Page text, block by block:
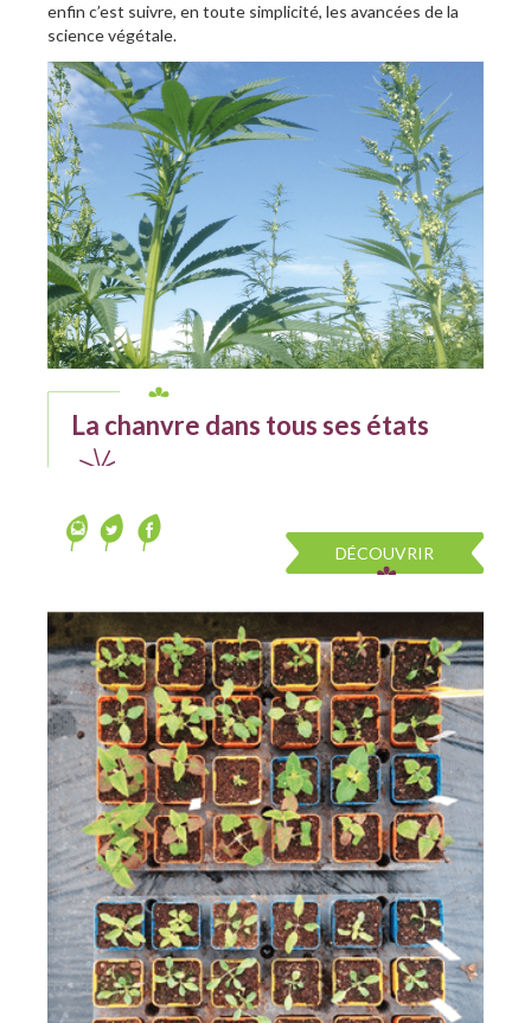
enfin c’est suivre, en toute simplicité, les avancées de la
science végétale.
La chanvre dans tous ses états
DÉCOUVRIR